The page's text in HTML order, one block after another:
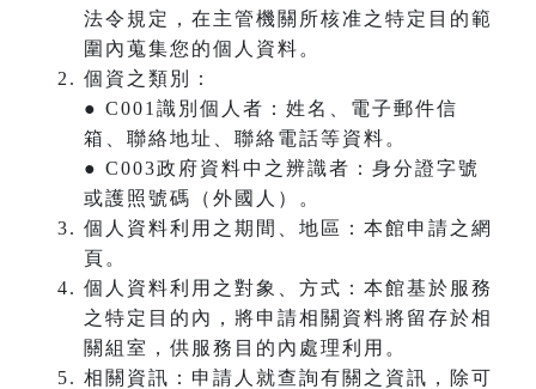
法令規定，在主管機關所核准之特定目的範
圍內蒐集您的個人資料。
個資之類別：
● C001識別個人者：姓名、電子郵件信
箱、聯絡地址、聯絡電話等資料。
● C003政府資料中之辨識者：身分證字號
或護照號碼（外國人）。
個人資料利用之期間、地區：本館申請之網
頁。
個人資料利用之對象、方式：本館基於服務
之特定目的內，將申請相關資料將留存於相
關組室，供服務目的內處理利用。
相關資訊：申請人就查詢有關之資訊，除可